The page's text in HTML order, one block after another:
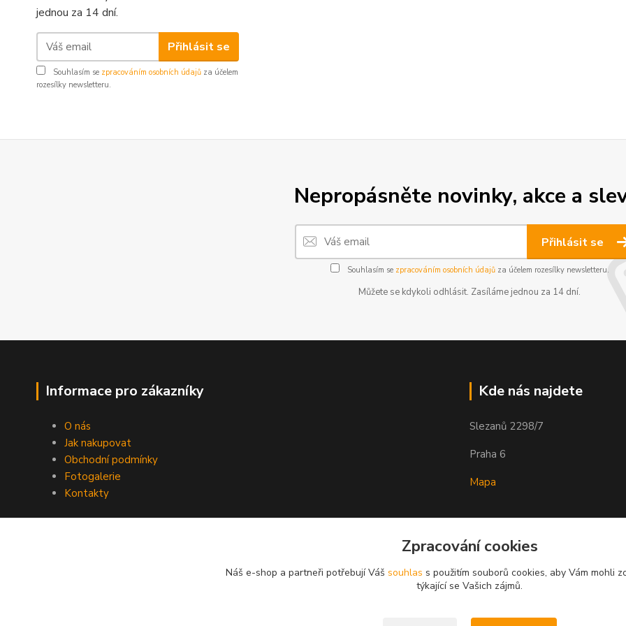
jednou za 14 dní.
Přihlásit se
Souhlasím se zpracováním osobních údajů za účelem
rozesílky newsletteru.
Nepropásněte novinky, akce a
Přihlásit se
Souhlasím se zpracováním osobních údajůza účelem rozesílky newsletteru.
Můžete se kdykoli odhlásit. Zasíláme jednou za 14 dní.
Informace pro zákazníky
O nás
Jak nakupovat
Obchodní podmínky
Fotogalerie
Kontakty
Kde nás najdete
Slezanů 2298/7
Praha 6
Mapa
Zpracování cookies
Náš e-shop a partneři potřebují Váš souhlas s použitím souborů cookies, aby Vám mohli
týkající se Vašich zájmů.